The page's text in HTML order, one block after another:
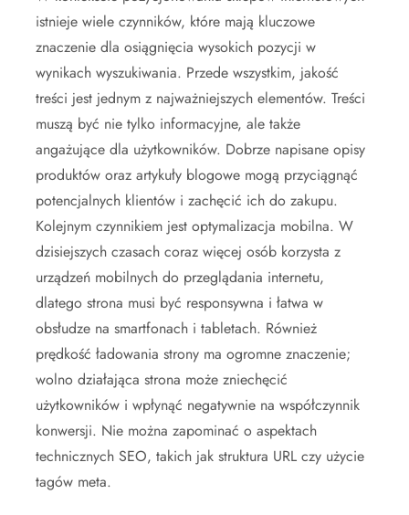
istnieje wiele czynników, które mają kluczowe
znaczenie dla osiągnięcia wysokich pozycji w
wynikach wyszukiwania. Przede wszystkim, jakość
treści jest jednym z najważniejszych elementów. Treści
muszą być nie tylko informacyjne, ale także
angażujące dla użytkowników. Dobrze napisane opisy
produktów oraz artykuły blogowe mogą przyciągnąć
potencjalnych klientów i zachęcić ich do zakupu.
Kolejnym czynnikiem jest optymalizacja mobilna. W
dzisiejszych czasach coraz więcej osób korzysta z
urządzeń mobilnych do przeglądania internetu,
dlatego strona musi być responsywna i łatwa w
obsłudze na smartfonach i tabletach. Również
prędkość ładowania strony ma ogromne znaczenie;
wolno działająca strona może zniechęcić
użytkowników i wpłynąć negatywnie na współczynnik
konwersji. Nie można zapominać o aspektach
technicznych SEO, takich jak struktura URL czy użycie
tagów meta.